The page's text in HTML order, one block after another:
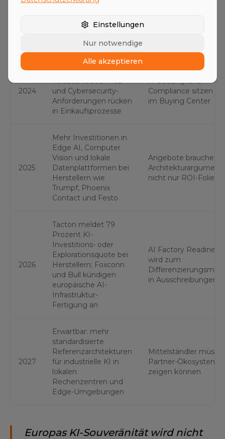
bleiben Pilotprojekte,
ohne OT-Anbindung
2024
EU AI Act wird
verabschiedet, NIS2
und Cybersecurity-
Anforderungen rücken
in Einkaufsprozesse
IT-Security und
Compliance sitzen
im Buying Center
2025
Mehr Investitionen in
Edge AI, Computer
Vision und lokale
Datenplattformen bei
Herstellern wie
Trumpf, Phoenix
Contact und Festo
Angebote brauchen
nicht nur ROI-Folien
2026
Tacton meldet 79
Prozent KI-
Investitions- oder
Explorationsquote bei
Herstellern; Foxconn
und Bull kündigen
europäische AI-
Infrastruktur-
Fertigung an
AI Factory Readiness
wird zum
in Ausschreibungen
2027
Erwartbar: mehr
standardisierte
Referenzarchitekturen
für industrielle KI in
lokalen
Rechenzentren und
Edge-Umgebungen
Mittelständler
Partner-Ökosysteme
zeigen können
Europas KI-Souveränität wird nicht
Einstellungen
Nur notwendige
Alle akzeptieren